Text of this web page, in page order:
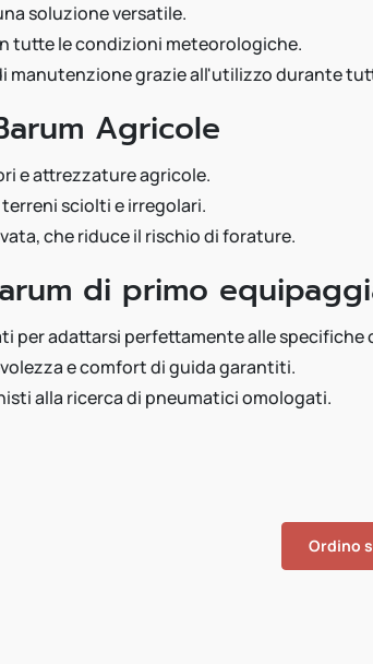
soluzione versatile.
tutte le condizioni meteorologiche.
manutenzione grazie all'utilizzo durante
Agricole
e attrezzature agricole.
sciolti e irregolari.
che riduce il rischio di forature.
di primo
per adattarsi perfettamente alle specifiche
e comfort di guida garantiti.
alla ricerca di pneumatici omologati.
Ordino